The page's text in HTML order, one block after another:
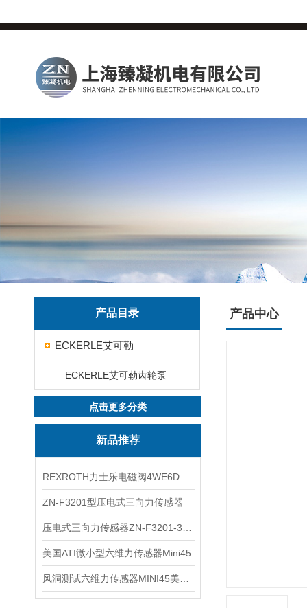
产品目录
ECKERLE艾可勒
ECKERLE艾可勒齿轮泵
点击更多分类
新品推荐
ZN-F3201型压电式三向力传感器
美国ATI微小型六维力传感器Mini45
产品中心